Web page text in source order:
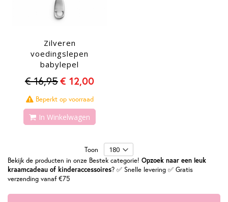
Zilveren
voedingslepen
babylepel
€ 16,95€ 12,00
Beperkt op voorraad
In Winkelwagen
Toon
Bekijk de producten in onze Bestek categorie! Opzoek naar een leuk
kraamcadeau of kinderaccessoires? ✅ Snelle levering ✅ Gratis
verzending vanaf €75